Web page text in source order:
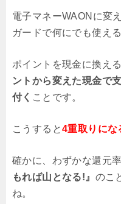
電子マネーWAONに変
ガードで何にでも使える
ポイントを現金に換え
ントから変えた現金で
付く ことです。
こうすると4重取りにな
確かに、わずかな還元
もれば山となる!』 のこ
ね。